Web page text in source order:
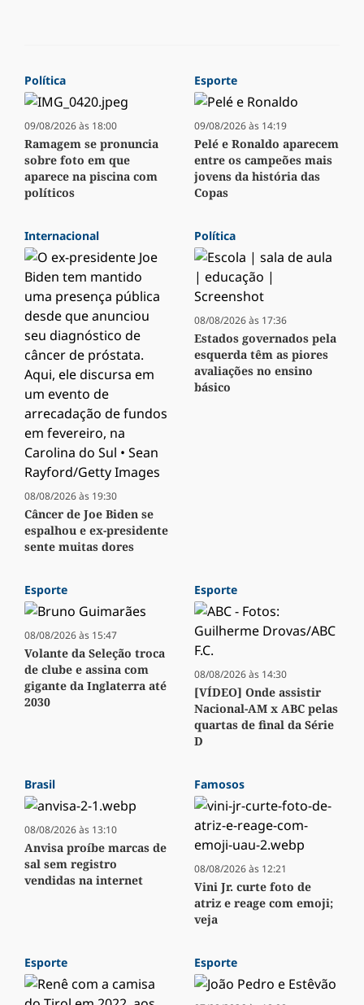
Política
09/08/2026 às 18:00
Ramagem se pronuncia
sobre foto em que
aparece na piscina com
políticos
Esporte
09/08/2026 às 14:19
Pelé e Ronaldo aparecem
entre os campeões mais
jovens da história das
Copas
Internacional
08/08/2026 às 19:30
Câncer de Joe Biden se
espalhou e ex-presidente
sente muitas dores
Política
08/08/2026 às 17:36
Estados governados pela
esquerda têm as piores
avaliações no ensino
básico
Esporte
08/08/2026 às 15:47
Volante da Seleção troca
de clube e assina com
gigante da Inglaterra até
2030
Esporte
08/08/2026 às 14:30
[VÍDEO] Onde assistir
Nacional-AM x ABC pelas
quartas de final da Série
D
Brasil
08/08/2026 às 13:10
Anvisa proíbe marcas de
sal sem registro
vendidas na internet
Famosos
08/08/2026 às 12:21
Vini Jr. curte foto de
atriz e reage com emoji;
veja
Esporte Esporte